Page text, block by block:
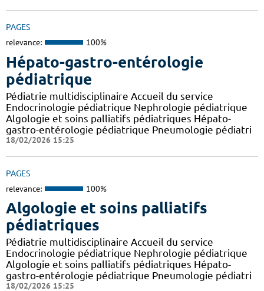
PAGES
relevance: 100%
Hépato-gastro-entérologie
pédiatrique
Pédiatrie multidisciplinaire Accueil du service
Endocrinologie pédiatrique Nephrologie pédiatrique
Algologie et soins palliatifs pédiatriques Hépato-
gastro-entérologie pédiatrique Pneumologie pédiatri
18/02/2026 15:25
PAGES
relevance: 100%
Algologie et soins palliatifs
pédiatriques
Pédiatrie multidisciplinaire Accueil du service
Endocrinologie pédiatrique Nephrologie pédiatrique
Algologie et soins palliatifs pédiatriques Hépato-
gastro-entérologie pédiatrique Pneumologie pédiatri
18/02/2026 15:25